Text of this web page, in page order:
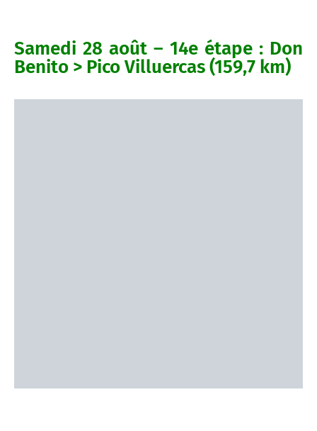
Samedi 28 août – 14e étape : Don
Benito > Pico Villuercas (159,7 km)